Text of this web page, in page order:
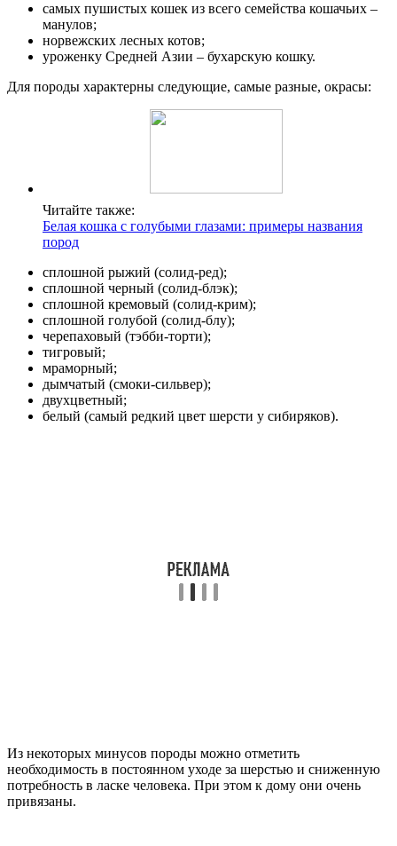
самых пушистых кошек из всего семейства кошачьих –
манулов;
норвежских лесных котов;
уроженку Средней Азии – бухарскую кошку.
Для породы характерны следующие, самые разные, окрасы:
Читайте также:
Белая кошка с голубыми глазами: примеры названия
пород
сплошной рыжий (солид-ред);
сплошной черный (солид-блэк);
сплошной кремовый (солид-крим);
сплошной голубой (солид-блу);
черепаховый (тэбби-торти);
тигровый;
мраморный;
дымчатый (смоки-сильвер);
двухцветный;
белый (самый редкий цвет шерсти у сибиряков).
Из некоторых минусов породы можно отметить
необходимость в постоянном уходе за шерстью и сниженную
потребность в ласке человека. При этом к дому они очень
привязаны.